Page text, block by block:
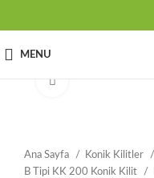
MENU
Ana Sayfa Konik Kilitler
B Tipi KK 200 Konik Kilit